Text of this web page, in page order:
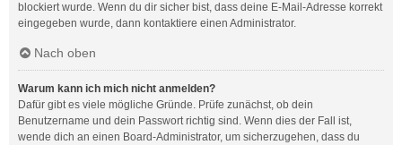
blockiert wurde. Wenn du dir sicher bist, dass deine E-Mail-Adresse korrekt
eingegeben wurde, dann kontaktiere einen Administrator.
Nach oben
Warum kann ich mich nicht anmelden?
Dafür gibt es viele mögliche Gründe. Prüfe zunächst, ob dein
Benutzername und dein Passwort richtig sind. Wenn dies der Fall ist,
wende dich an einen Board-Administrator, um sicherzugehen, dass du